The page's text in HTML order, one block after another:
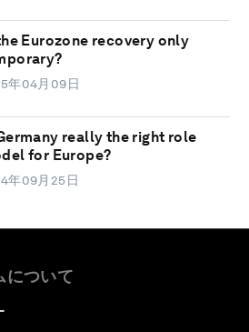
Eurozone recovery only
年04月09日
really the right role
for Europe?
年09月25日
について